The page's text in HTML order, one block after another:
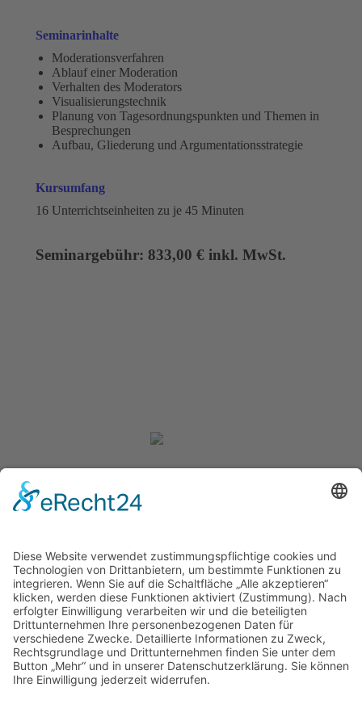
Seminarinhalte
Moderationsverfahren
Ablauf einer Moderation
Verhalten des Moderators
Visualisierungstechnik
Planung von Tagesordnungspunkten und Themen in
Besprechungen
Aufbau, Gliederung und Argumentationsstrategie
Kursumfang
16 Unterrichtseinheiten zu je 45 Minuten
Seminargebühr: 833,00 € inkl. MwSt.